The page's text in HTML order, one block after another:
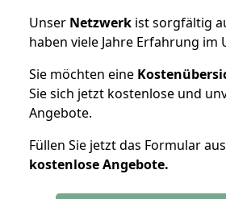
Unser Netzwerk ist sorgfältig
haben viele Jahre Erfahrung im
Sie möchten eine
Sie sich jetzt kostenlose und
Angebote.
Füllen Sie jetzt das Formular
kostenloseAngebote.